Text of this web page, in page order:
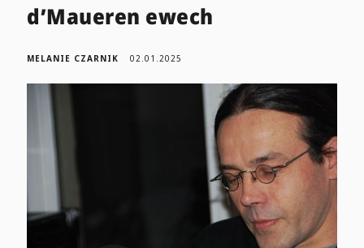
d’Maueren ewech
MELANIE CZARNIK 02.01.2025